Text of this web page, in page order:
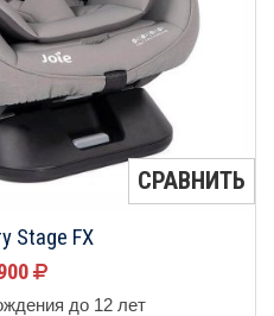
СРАВНИТЬ
Stage FX
до 12 лет